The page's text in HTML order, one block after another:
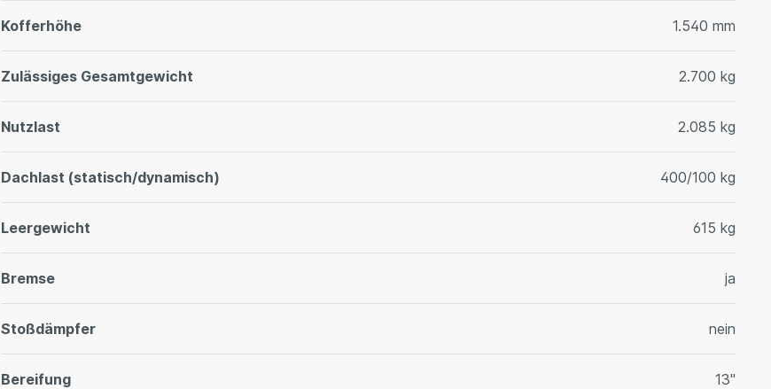
Kofferhöhe 1.540 mm
Zulässiges Gesamtgewicht 2.700 kg
Nutzlast 2.085 kg
Dachlast (statisch/dynamisch) 400/100 kg
Leergewicht 615 kg
Bremse ja
Stoßdämpfer nein
Bereifung 13"